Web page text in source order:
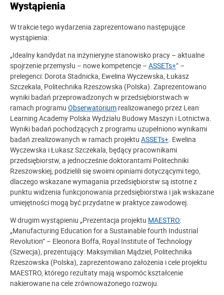
Wystąpienia
W trakcie tego wydarzenia zaprezentowano następujące
wystąpienia:
„Idealny kandydat na inżynieryjne stanowisko pracy – aktualne
spojrzenie przemysłu – nowe kompetencje – ASSETs+” –
prelegenci: Dorota Stadnicka, Ewelina Wyczewska, Łukasz
Szczekala, Politechnika Rzeszowska (Polska). Zaprezentowano
wyniki badań przeprowadzonych w przedsiębiorstwach w
ramach programu Obserwatorium realizowanego przez Lean
Learning Academy Polska Wydziału Budowy Maszyn i Lotnictwa.
Wyniki badań pochodzących z programu uzupełniono wynikami
badań zrealizowanych w ramach projektu ASSETs+ . Ewelina
Wyczewska i Łukasz Szczekala, będący pracownikami
przedsiębiorstw, a jednocześnie doktorantami Politechniki
Rzeszowskiej, podzielili się swoimi opiniami dotyczącymi tego,
dlaczego wskazane wymagania przedsiębiorstw są istotne z
punktu widzenia funkcjonowania przedsiębiorstwa i jak wskazane
umiejętności mogą być przydatne w praktyce zawodowej.
W drugim wystąpieniu „Prezentacja projektu MAESTRO:
„Manufacturing Education for a Sustainable fourth Industrial
Revolution” – Eleonora Boffa, Royal Institute of Technology
(Szwecja), prezentujący: Maksymilian Mądziel, Politechnika
Rzeszowska (Polska), zaprezentowano założenia i cele projektu
MAESTRO, którego rezultaty mają wspomóc kształcenie
nakierowane na cele zrównoważonego rozwoju.